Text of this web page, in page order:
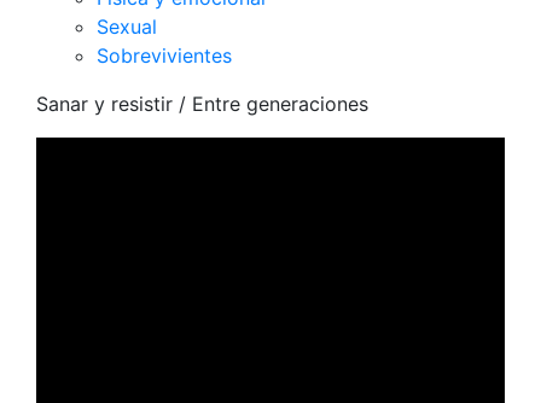
Sexual
Sobrevivientes
Sanar y resistir / Entre generaciones